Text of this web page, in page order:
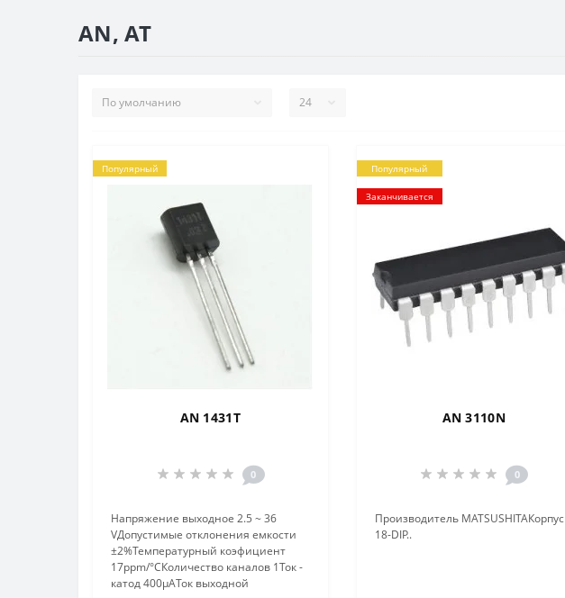
AN, AT
Популярный
AN 1431T
0
Напряжение выходное 2.5 ~ 36
VДопустимые отклонения емкости
±2%Температурный коэфициент
17ppm/°CКоличество каналов 1Ток -
катод 400µAТок выходной
Популярный
Заканчивается
AN 3110N
0
Производитель MATSUSHITAКорпус
18-DIP..